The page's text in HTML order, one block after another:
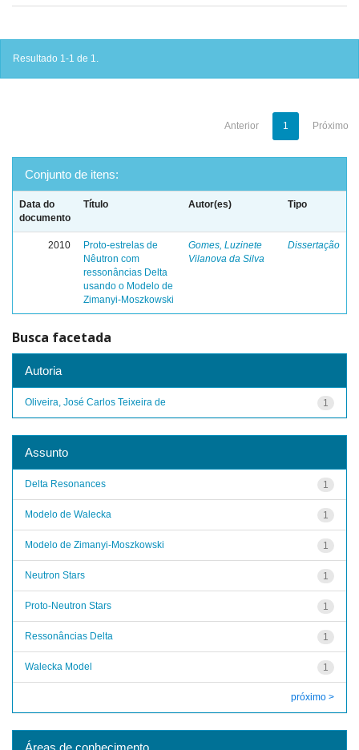
Resultado 1-1 de 1.
Anterior 1 Próximo
Conjunto de itens:
Data do
documento
Título Autor(es) Tipo
2010
Proto-estrelas de
Nêutron com
ressonâncias Delta
usando o Modelo de
Zimanyi-Moszkowski
Gomes, Luzinete
Vilanova da Silva
Dissertação
Busca facetada
Autoria
1
Oliveira, José Carlos Teixeira de
Assunto
1
Delta Resonances
1
Modelo de Walecka
1
Modelo de Zimanyi-Moszkowski
1
Neutron Stars
1
Proto-Neutron Stars
1
Ressonâncias Delta
1
Walecka Model
próximo >
Áreas de conhecimento